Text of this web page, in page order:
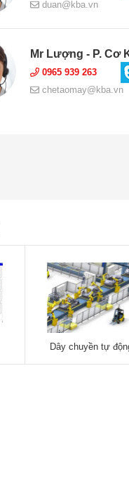
duan@kba.vn
Mr Lượng - P. Cơ
0965 939 263
chetaomay@kba.vn
Dây chuyền tự